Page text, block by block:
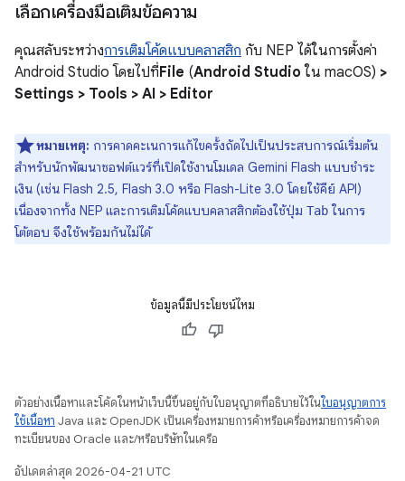
เลือกเครื่องมือเติมข้อความ
คุณสลับระหว่างการเติมโค้ดแบบคลาสสิก กับ NEP ได้ในการตั้งค่า
Android Studio โดยไปที่File (Android Studio ใน macOS) >
Settings > Tools > AI > Editor
หมายเหตุ: การคาดคะเนการแก้ไขครั้งถัดไปเป็นประสบการณ์เริ่มต้น
สำหรับนักพัฒนาซอฟต์แวร์ที่เปิดใช้งานโมเดล Gemini Flash แบบชำระ
เงิน (เช่น Flash 2.5, Flash 3.0 หรือ Flash-Lite 3.0 โดยใช้คีย์ API)
เนื่องจากทั้ง NEP และการเติมโค้ดแบบคลาสสิกต้องใช้ปุ่ม Tab ในการ
โต้ตอบ จึงใช้พร้อมกันไม่ได้
ข้อมูลนี้มีประโยชน์ไหม
ตัวอย่างเนื้อหาและโค้ดในหน้าเว็บนี้ขึ้นอยู่กับใบอนุญาตที่อธิบายไว้ในใบอนุญาตการ
ใช้เนื้อหา Java และ OpenJDK เป็นเครื่องหมายการค้าหรือเครื่องหมายการค้าจด
ทะเบียนของ Oracle และ/หรือบริษัทในเครือ
อัปเดตล่าสุด 2026-04-21 UTC